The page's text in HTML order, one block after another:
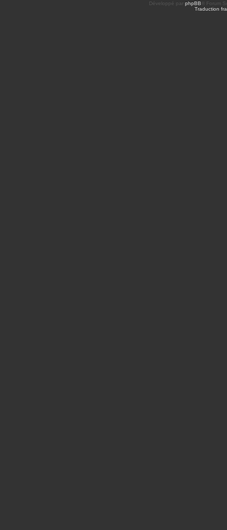
Développé par phpBB ® Forum
Traduction